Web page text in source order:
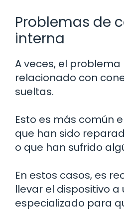
Problemas de
interna
A veces, el
relacionado con
sueltas.
Esto es más común
que han sido
o que han sufrido
En estos casos, es
llevar el dispositivo a
especializado para